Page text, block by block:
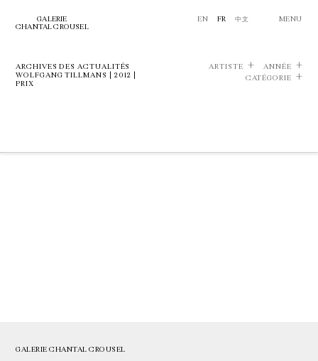
GALERIE
CHANTAL CROUSEL
EN FR 中文 MENU
ARCHIVES DES ACTUALITÉS
WOLFGANG TILLMANS | 2012 |
PRIX
ARTISTE
ANNÉE
CATÉGORIE
GALERIE CHANTAL CROUSEL